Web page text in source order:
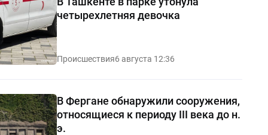
четырехлетняя девочка
Происшествия6 августа 12:36
В Фергане обнаружили сооружения,
относящиеся к периоду III века до н.
э.